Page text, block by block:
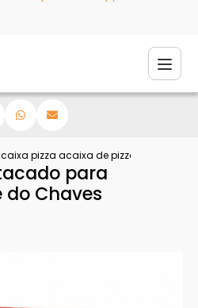
caixa pizza atacadocaixa de pizza atacado
para
Chaves